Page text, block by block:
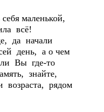
маленькой,
всё!
да начали
день, а о чем
Вы где-то
знайте,
возраста, рядом